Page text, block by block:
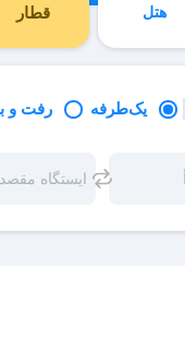
هتل قطار
یک‌طرفه رفت و